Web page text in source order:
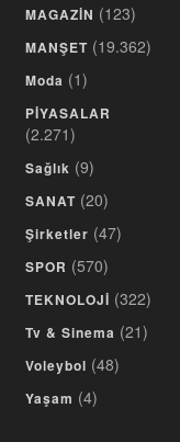
MAGAZİN (123)
MANŞET (19.362)
Moda (1)
PİYASALAR
(2.271)
Sağlık (9)
SANAT (20)
Şirketler (47)
SPOR (570)
TEKNOLOJİ (322)
Tv & Sinema (21)
Voleybol (48)
Yaşam (4)